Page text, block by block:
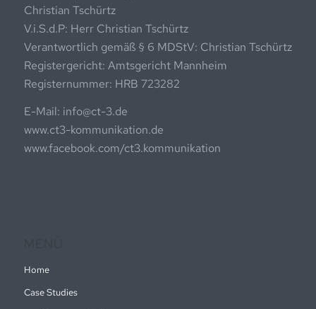
Christian Tschürtz
V.i.S.d.P: Herr Christian Tschürtz
Verantwortlich gemäß § 6 MDStV: Christian Tschürtz
Registergericht: Amtsgericht Mannheim
Registernummer: HRB 723282
E-Mail: info@ct-3.de
www.ct3-kommunikation.de
www.facebook.com/ct3.kommunikation
MENÜ
Home
Case Studies